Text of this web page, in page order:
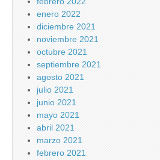
enero 2022
diciembre 2021
noviembre 2021
octubre 2021
septiembre 2021
agosto 2021
julio 2021
junio 2021
mayo 2021
abril 2021
marzo 2021
febrero 2021